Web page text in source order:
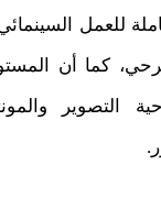
للعمل
كما أن
التصوير